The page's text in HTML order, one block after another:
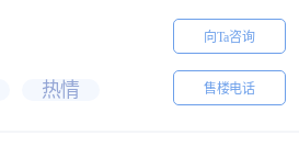
热情
向Ta咨询
售楼电话